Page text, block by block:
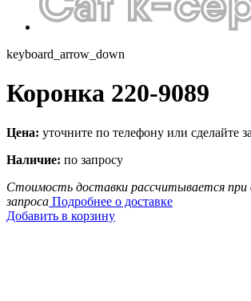
keyboard_arrow_down
Коронка 220-9089
Цена: уточните по телефону или сделайте
Наличие: по запросу
Стоимость доставки рассчитывается при
запроса Подробнее о доставке
Добавить в корзину